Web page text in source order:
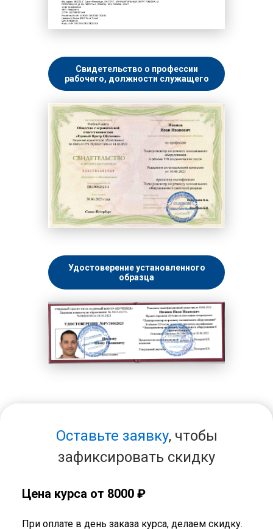
Свидетельство о профессии
рабочего, должности служащего
Удостоверение установленного
образца
Оставьте заявку, чтобы
зафиксировать скидку
Цена курса от 8000 ₽
При оплате в день заказа курса, делаем скидку.